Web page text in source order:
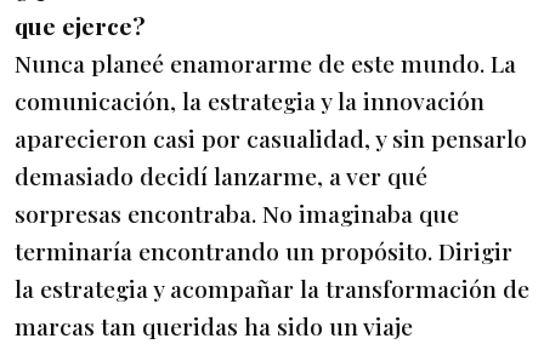
que ejerce?
Nunca planeé enamorarme de este mundo. La
comunicación, la estrategia y la innovación
aparecieron casi por casualidad, y sin pensarlo
demasiado decidí lanzarme, a ver qué
sorpresas encontraba. No imaginaba que
terminaría encontrando un propósito. Dirigir
la estrategia y acompañar la transformación de
marcas tan queridas ha sido un viaje